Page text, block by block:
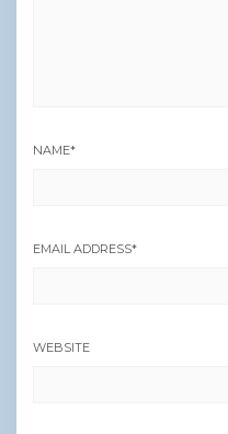
NAME*
EMAIL ADDRESS*
WEBSITE